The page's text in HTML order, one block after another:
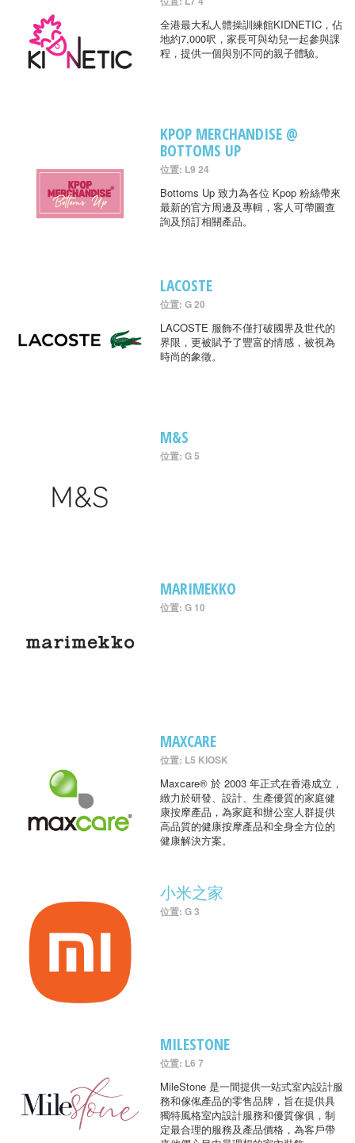
全港最大私人體操訓練館KIDNETIC，佔
地約7,000呎，家長可與幼兒一起參與課
程，提供一個與別不同的親子體驗。
KPOP MERCHANDISE @
BOTTOMS UP
位置: L9 24
Bottoms Up 致力為各位 Kpop 粉絲帶來
最新的官方周邊及專輯，客人可帶圖查
詢及預訂相關產品。
LACOSTE
位置: G 20
LACOSTE 服飾不僅打破國界及世代的
界限，更被賦予了豐富的情感，被視為
時尚的象徵。
M&S
位置: G 5
MARIMEKKO
位置: G 10
MAXCARE
位置: L5 KIOSK
Maxcare® 於 2003 年正式在香港成立，
緻力於研發、設計、生產優質的家庭健
康按摩產品，為家庭和辦公室人群提供
高品質的健康按摩產品和全身全方位的
健康解決方案。
小米之家
位置: G 3
MILESTONE
位置: L6 7
MileStone 是一間提供一站式室內設計服
務和傢俬產品的零售品牌，旨在提供具
獨特風格室內設計服務和優質傢俱，制
定最合理的服務及產品價格，為客戶帶